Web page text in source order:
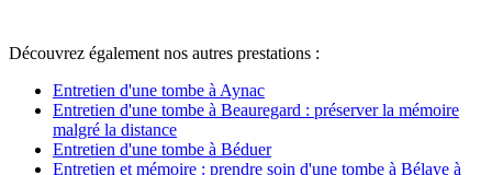
Découvrez également nos autres prestations :
Entretien d'une tombe à Aynac
Entretien d'une tombe à Beauregard : préserver la mémoire
malgré la distance
Entretien d'une tombe à Béduer
Entretien et mémoire : prendre soin d'une tombe à Bélaye à